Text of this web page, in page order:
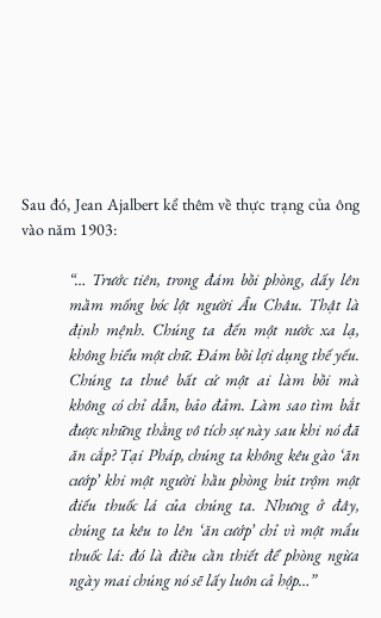
Sau đó, Jean Ajalbert kể thêm về thực trạng của ông
vào năm 1903:
“… Trước tiên, trong đám bồi phòng, dấy lên
mầm mống bóc lột người Âu Châu. Thật là
định mệnh. Chúng ta đến một nước xa lạ,
không hiểu một chữ. Đám bồi lợi dụng thế yếu.
Chúng ta thuê bất cứ một ai làm bồi mà
không có chỉ dẫn, bảo đảm. Làm sao tìm bắt
được những thằng vô tích sự này sau khi nó đã
ăn cắp? Tại Pháp, chúng ta không kêu gào ‘ăn
cướp’ khi một người hầu phòng hút trộm một
điếu thuốc lá của chúng ta. Nhưng ở đây,
chúng ta kêu to lên ‘ăn cướp’ chỉ vì một mẩu
thuốc lá: đó là điều cần thiết để phòng ngừa
ngày mai chúng nó sẽ lấy luôn cả hộp…”